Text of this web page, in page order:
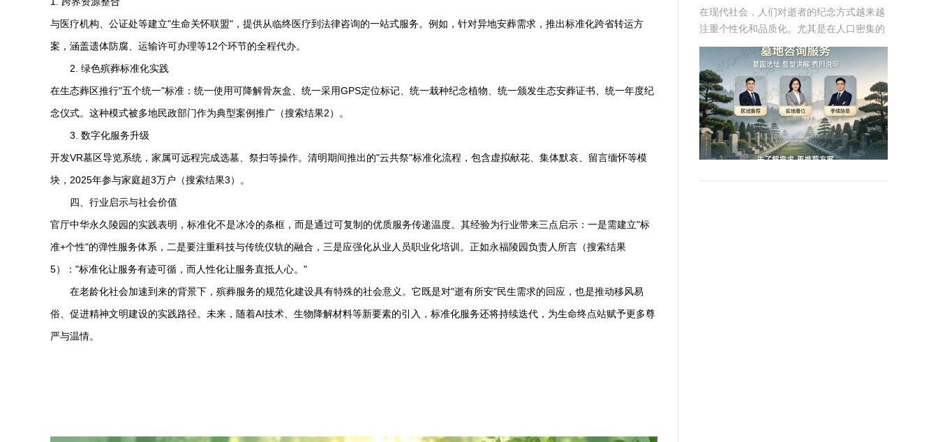
与医疗机构、公证处等建立"生命关怀联盟"，提供从临终医疗到法律咨询的一站式服务。例如，针对异地安葬需求，推出标准化跨省转运方
案，涵盖遗体防腐、运输许可办理等12个环节的全程代办。
2. 绿色殡葬标准化实践
在生态葬区推行"五个统一"标准：统一使用可降解骨灰盒、统一采用GPS定位标记、统一栽种纪念植物、统一颁发生态安葬证书、统一年度纪
念仪式。这种模式被多地民政部门作为典型案例推广（搜索结果2）。
3. 数字化服务升级
开发VR墓区导览系统，家属可远程完成选墓、祭扫等操作。清明期间推出的"云共祭"标准化流程，包含虚拟献花、集体默哀、留言缅怀等模
块，2025年参与家庭超3万户（搜索结果3）。
四、行业启示与社会价值
官厅中华永久陵园的实践表明，标准化不是冰冷的条框，而是通过可复制的优质服务传递温度。其经验为行业带来三点启示：一是需建立"标
准+个性"的弹性服务体系，二是要注重科技与传统仪轨的融合，三是应强化从业人员职业化培训。正如永福陵园负责人所言（搜索结果
5）："标准化让服务有迹可循，而人性化让服务直抵人心。"
在老龄化社会加速到来的背景下，殡葬服务的规范化建设具有特殊的社会意义。它既是对"逝有所安"民生需求的回应，也是推动移风易
俗、促进精神文明建设的实践路径。未来，随着AI技术、生物降解材料等新要素的引入，标准化服务还将持续迭代，为生命终点站赋予更多尊
严与温情。
在现代社会，人们对逝者的纪念方式越来越
注重个性化和品质化。尤其是在人口密集的
城市区域，优质墓碑资源日益稀缺，价格也
随之水涨船高。万安公墓作为城区内知名的
大型公墓，其墓碑资源尤为紧张，因此提前
预定锁定低